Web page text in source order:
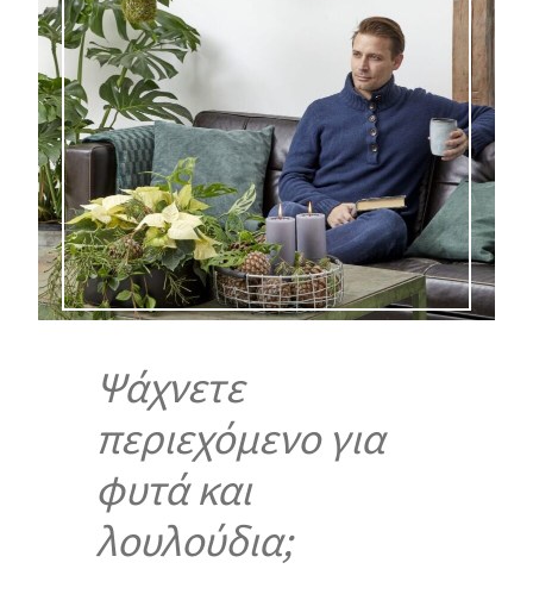
Ψάχνετε
περιεχόμενο για
φυτά και
λουλούδια;